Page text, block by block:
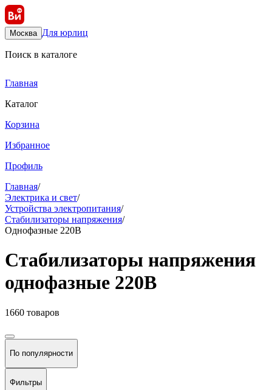
Москва Для юрлиц
Поиск в каталоге
Главная
Каталог
Корзина
Избранное
Профиль
Главная/
Электрика и свет/
Устройства электропитания/
Стабилизаторы напряжения/
Однофазные 220В
Стабилизаторы напряжения
однофазные 220В
1660 товаров
По популярности
Фильтры